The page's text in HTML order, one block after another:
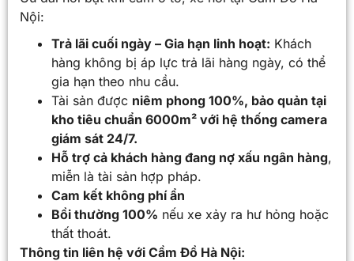
Nội:
Trả lãi cuối ngày – Gia hạn linh hoạt: Khách
hàng không bị áp lực trả lãi hàng ngày, có thể
gia hạn theo nhu cầu.
Tài sản được niêm phong 100%, bảo quản tại
kho tiêu chuẩn 6000m² với hệ thống camera
giám sát 24/7.
Hỗ trợ cả khách hàng đang nợ xấu ngân hàng,
miễn là tài sản hợp pháp.
Cam kết không phí ẩn
Bồi thường 100% nếu xe xảy ra hư hỏng hoặc
thất thoát.
Thông tin liên hệ với Cầm Đồ Hà Nội: